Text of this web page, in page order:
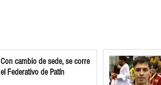
Con cambio de sede, se corre
el Federativo de Patín